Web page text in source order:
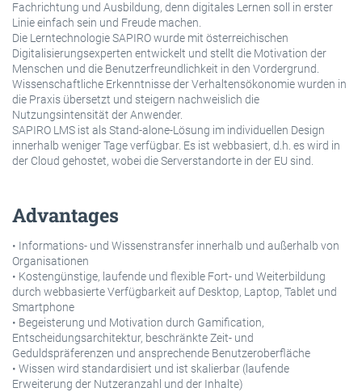
Fachrichtung und Ausbildung, denn digitales Lernen soll in erster
Linie einfach sein und Freude machen.
Die Lerntechnologie SAPIRO wurde mit österreichischen
Digitalisierungsexperten entwickelt und stellt die Motivation der
Menschen und die Benutzerfreundlichkeit in den Vordergrund.
Wissenschaftliche Erkenntnisse der Verhaltensökonomie wurden in
die Praxis übersetzt und steigern nachweislich die
Nutzungsintensität der Anwender.
SAPIRO LMS ist als Stand-alone-Lösung im individuellen Design
innerhalb weniger Tage verfügbar. Es ist webbasiert, d.h. es wird in
der Cloud gehostet, wobei die Serverstandorte in der EU sind.
Advantages
• Informations- und Wissenstransfer innerhalb und außerhalb von
Organisationen
• Kostengünstige, laufende und flexible Fort- und Weiterbildung
durch webbasierte Verfügbarkeit auf Desktop, Laptop, Tablet und
Smartphone
• Begeisterung und Motivation durch Gamification,
Entscheidungsarchitektur, beschränkte Zeit- und
Geduldspräferenzen und ansprechende Benutzeroberfläche
• Wissen wird standardisiert und ist skalierbar (laufende
Erweiterung der Nutzeranzahl und der Inhalte)